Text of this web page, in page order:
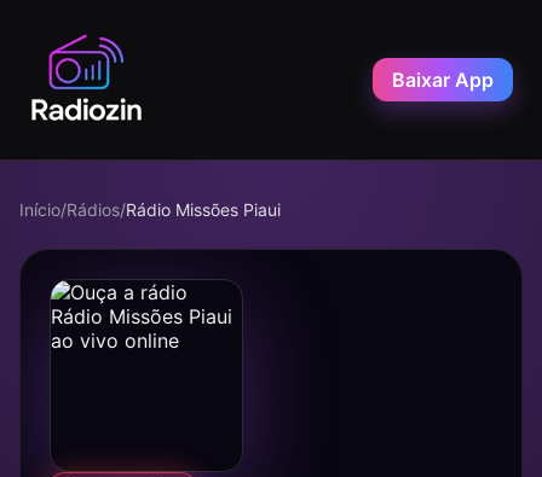
Baixar App
Início/Rádios/Rádio Missões Piaui